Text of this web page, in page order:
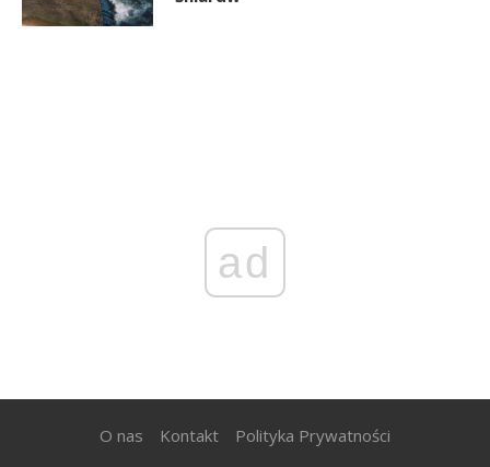
ad
O nas Kontakt Polityka Prywatności